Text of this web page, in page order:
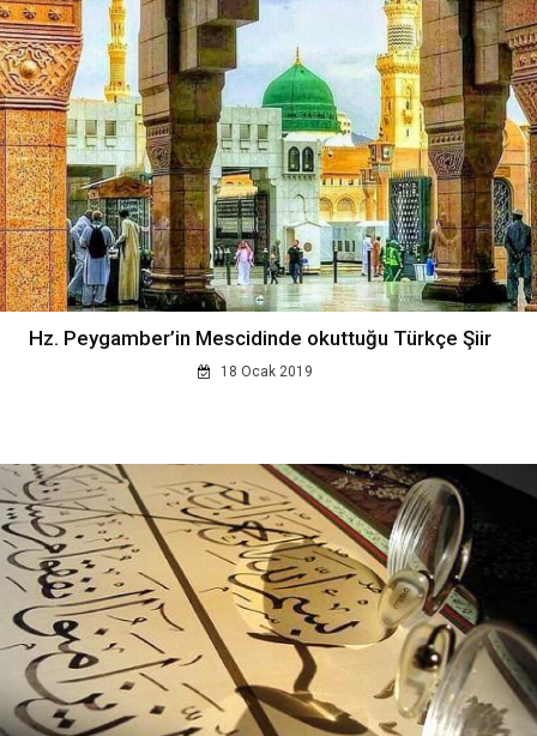
Hz. Peygamber’in Mescidinde okuttuğu Türkçe Şiir
18 Ocak 2019